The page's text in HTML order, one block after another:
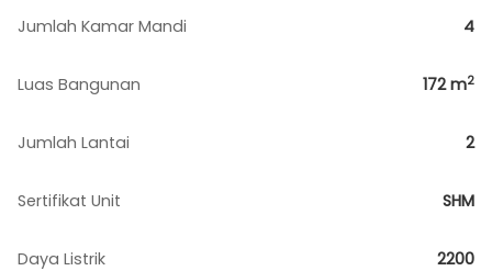
Jumlah Kamar Mandi 4
Luas Bangunan 172m2
Jumlah Lantai 2
Sertifikat Unit SHM
Daya Listrik 2200